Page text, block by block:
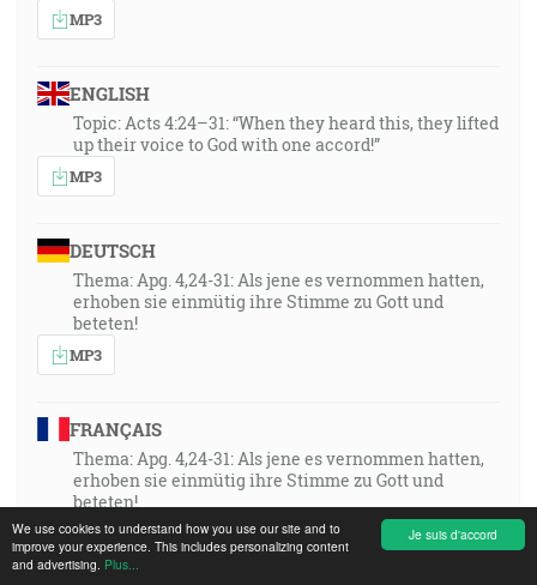
Je suis d'accord
We use cookies to understand how you use our site and to
improve your experience. This includes personalizing content
and advertising. Plus...
MP3
ENGLISH
Topic: Acts 4:24–31: “When they heard this, they lifted
up their voice to God with one accord!”
MP3
DEUTSCH
Thema: Apg. 4,24-31: Als jene es vernommen hatten,
erhoben sie einmütig ihre Stimme zu Gott und
beteten!
MP3
FRANÇAIS
Thema: Apg. 4,24-31: Als jene es vernommen hatten,
erhoben sie einmütig ihre Stimme zu Gott und
beteten!
MP3